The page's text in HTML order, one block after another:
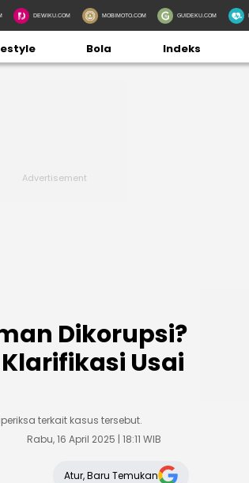
DEWIKU.COM MOBIMOTO.COM GUIDEKU.COM
Bola Indeks
Dikorupsi?
Usai
terkait kasus tersebut.
Rabu, 16 April 2025 | 18:11 WIB
Atur, Baru Temukan